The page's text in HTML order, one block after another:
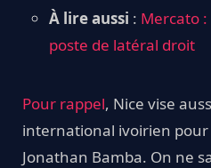
À lire aussi : Mercato
poste de latéral droit
Pour rappel, Nice vise
international ivoirien
Jonathan Bamba. On ne